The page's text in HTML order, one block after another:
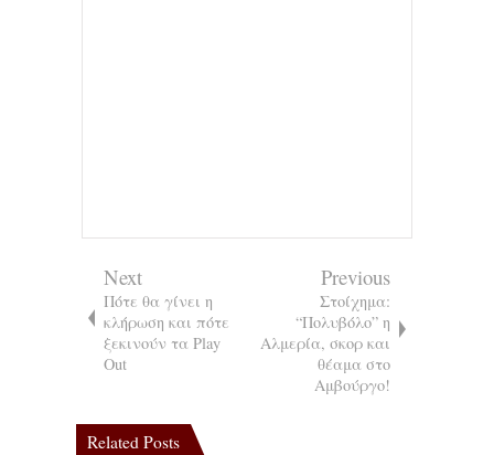
Next
Πότε θα γίνει η
κλήρωση και πότε
ξεκινούν τα Play
Out
Previous
Στοίχημα:
“Πολυβόλο” η
Αλμερία, σκορ και
θέαμα στο
Αμβούργο!
Related Posts